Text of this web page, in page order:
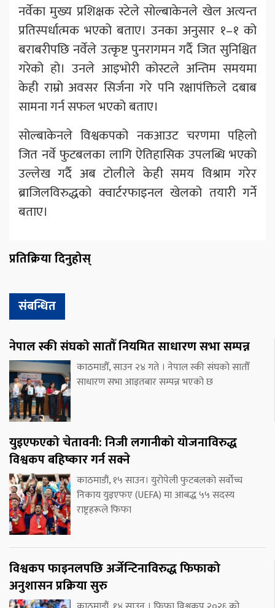
नर्वेका मुख्य प्रशिक्षक स्टेले सोल्बाकेनले खेल अत्यन्त
प्रतिस्पर्धात्मक भएको बताए। उनका अनुसार १–१ को
बराबरीपछि नर्वेले उत्कृष्ट पुनरागमन गर्दै जित सुनिश्चित
गरेको हो। उनले आइभोरी कोस्टले अन्तिम समयमा
केही राम्रो अवसर सिर्जना गरे पनि रक्षापंक्तिले दबाब
सामना गर्न सफल भएको बताए।
सोल्बाकेनले विश्वकपको नकआउट चरणमा पहिलो
जित नर्वे फुटबलका लागि ऐतिहासिक उपलब्धि भएको
उल्लेख गर्दै अब टोलीले केही समय विश्राम गरेर
ब्राजिलविरुद्धको क्वार्टरफाइनल खेलको तयारी गर्ने
बताए।
प्रतिक्रिया दिनुहोस्
संबन्धित
नेपाल स्की संघको सातौँ नियमित साधारण सभा सम्पन्न
काठमाडौँ, साउन २४ गते । नेपाल स्की संघको सातौँ
साधारण सभा आइतबार सम्पन्न भएको छ
युइएफएको चेतावनी: निजी लगानीको योजनाविरुद्ध
विश्वकप बहिष्कार गर्न सक्ने
काठमाडौं, १५ साउन। युरोपेली फुटबलको सर्वोच्च
निकाय युइएफए (UEFA) मा आबद्ध ५५ सदस्य
राष्ट्रहरूले फिफा
विश्वकप फाइनलपछि अर्जेन्टिनाविरुद्ध फिफाको
अनुशासन प्रक्रिया सुरु